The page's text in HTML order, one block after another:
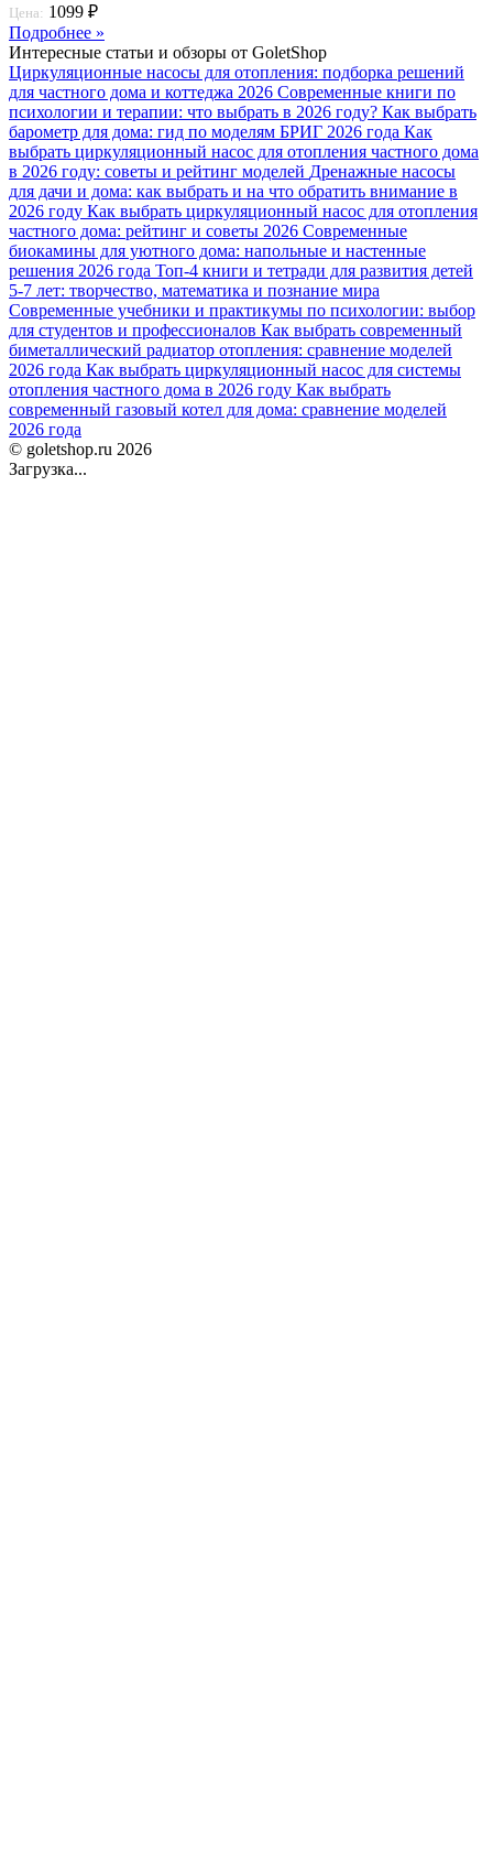
Цена: 1099 ₽
Подробнее »
Интересные статьи и обзоры от GoletShop
Циркуляционные насосы для отопления: подборка решений
для частного дома и коттеджа 2026 Современные книги по
психологии и терапии: что выбрать в 2026 году? Как выбрать
барометр для дома: гид по моделям БРИГ 2026 года Как
выбрать циркуляционный насос для отопления частного дома
в 2026 году: советы и рейтинг моделей Дренажные насосы
для дачи и дома: как выбрать и на что обратить внимание в
2026 году Как выбрать циркуляционный насос для отопления
частного дома: рейтинг и советы 2026 Современные
биокамины для уютного дома: напольные и настенные
решения 2026 года Топ-4 книги и тетради для развития детей
5-7 лет: творчество, математика и познание мира
Современные учебники и практикумы по психологии: выбор
для студентов и профессионалов Как выбрать современный
биметаллический радиатор отопления: сравнение моделей
2026 года Как выбрать циркуляционный насос для системы
отопления частного дома в 2026 году Как выбрать
современный газовый котел для дома: сравнение моделей
2026 года
© goletshop.ru 2026
Загрузка...